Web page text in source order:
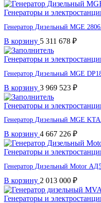
Генераторы и
Генератор Дизельный MGE
В корзину 5 311 678 ₽
Генераторы и
Генератор Дизельный MGE
В корзину 3 969 523 ₽
Генераторы и
Генератор Дизельный MGE
В корзину 4 667 226 ₽
Генераторы и
Генератор Дизельный Motor
В корзину 2 013 000 ₽
Генераторы и